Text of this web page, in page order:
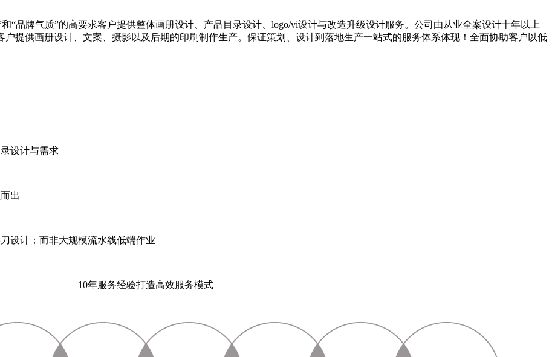
品牌气质”的高要求客户提供整体画册设计、产品目录设计、logo/vi设计与改造升级设计服务。公司由从业全案设计十年以上
提供画册设计、文案、摄影以及后期的印刷制作生产。保证策划、设计到落地生产一站式的服务体系体现！全面协助客户以低
设计与需求
出
设计；而非大规模流水线低端作业
10年服务经验打造高效服务模式